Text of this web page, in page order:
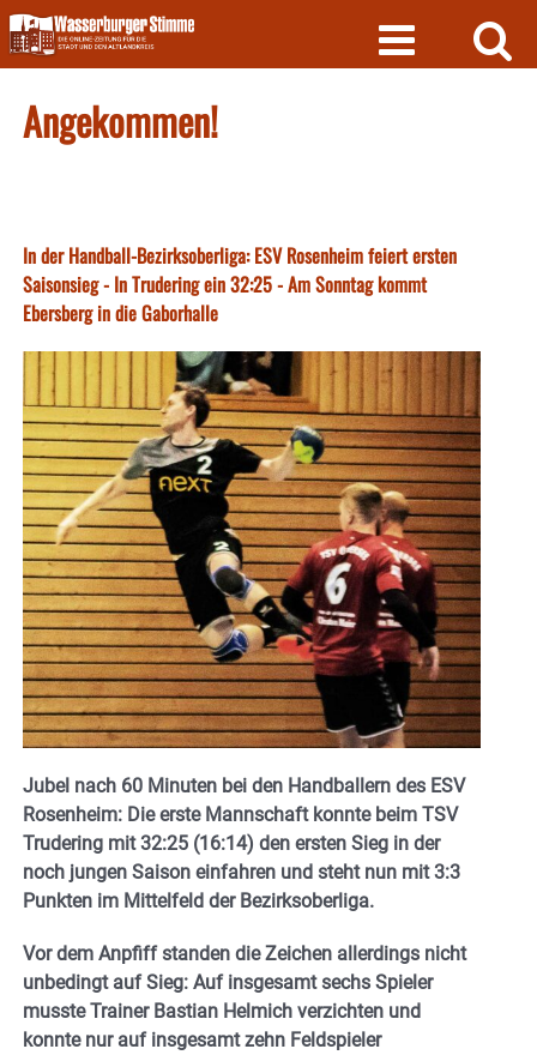
Skip
to
content
Angekommen!
In der Handball-Bezirksoberliga: ESV Rosenheim feiert ersten
Saisonsieg - In Trudering ein 32:25 - Am Sonntag kommt
Ebersberg in die Gaborhalle
Jubel nach 60 Minuten bei den Handballern des ESV
Rosenheim: Die erste Mannschaft konnte beim TSV
Trudering mit 32:25 (16:14) den ersten Sieg in der
noch jungen Saison einfahren und steht nun mit 3:3
Punkten im Mittelfeld der Bezirksoberliga.
Vor dem Anpfiff standen die Zeichen allerdings nicht
unbedingt auf Sieg: Auf insgesamt sechs Spieler
musste Trainer Bastian Helmich verzichten und
konnte nur auf insgesamt zehn Feldspieler